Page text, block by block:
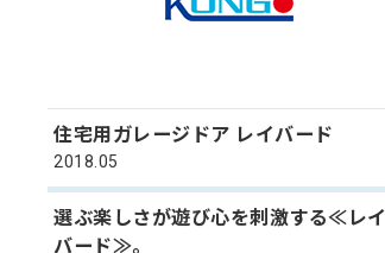
住宅用ガレージドア レイバード
2018.05
選ぶ楽しさが遊び心を刺激する≪レイ
バード≫。